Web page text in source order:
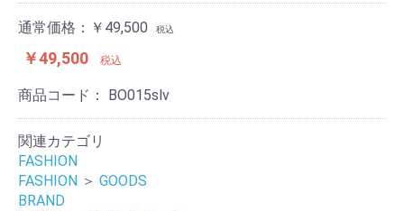
通常価格：￥49,500 税込
￥49,500 税込
商品コード： BO015slv
関連カテゴリ
FASHION
FASHION ＞ GOODS
BRAND